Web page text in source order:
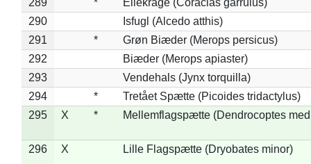
290
Isfugl (Alcedo atthis)
291
*
Grøn Biæder (Merops persicus)
292
Biæder (Merops apiaster)
293
Vendehals (Jynx torquilla)
294
*
Tretået Spætte (Picoides tridactylus)
295
X * Mellemflagspætte (Dendrocoptes
296 X Lille Flagspætte (Dryobates minor)